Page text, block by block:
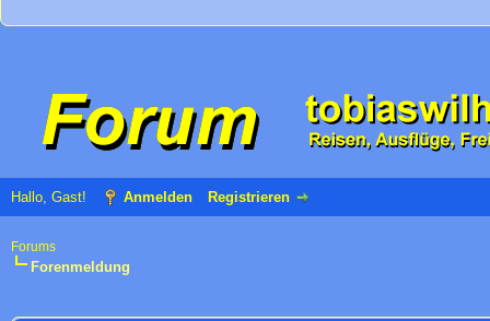
Hallo, Gast! Anmelden Registrieren
Forums
Forenmeldung